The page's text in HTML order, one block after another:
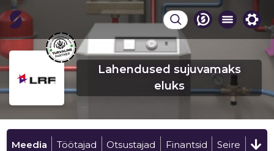
Lahendused sujuvamaks
eluks
Meedia Töötajad Otsustajad Finantsid Seire